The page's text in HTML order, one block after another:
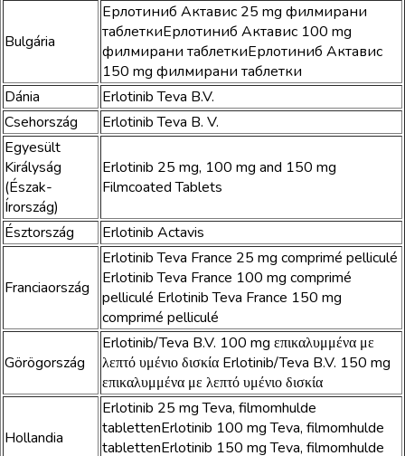
Bulgária
Ерлотиниб Актавис 25 mg филмирани
таблеткиЕрлотиниб Актавис 100 mg
филмирани таблеткиЕрлотиниб Актавис
150 mg филмирани таблетки
Dánia
Erlotinib Teva B.V.
Csehország
Erlotinib Teva B. V.
Egyesült
Királyság
(Észak-
Írország)
Erlotinib 25 mg, 100 mg and 150 mg
Filmcoated Tablets
Észtország Erlotinib Actavis
Franciaország
Erlotinib Teva France 25 mg comprimé pelliculé
Erlotinib Teva France 100 mg comprimé
pelliculé Erlotinib Teva France 150 mg
comprimé pelliculé
Görögország
Erlotinib/Teva B.V. 100 mg επικαλυμμένα με
λεπτό υμένιο δισκία Erlotinib/Teva B.V. 150 mg
επικαλυμμένα με λεπτό υμένιο δισκία
Hollandia
Erlotinib 25 mg Teva, filmomhulde
tablettenErlotinib 100 mg Teva, filmomhulde
tablettenErlotinib 150 mg Teva, filmomhulde